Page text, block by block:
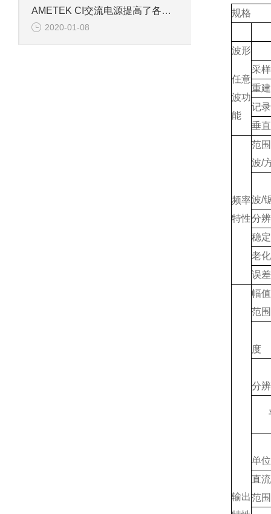
AMETEK CI交流电源提高了各部门作业效率贡献
2020-01-08
规格
波形
任意
波功
能
采
重
记
垂
频率
特性
范
波/
波/
分
稳
老
误
输出
范围
度
分
单位
直
范围